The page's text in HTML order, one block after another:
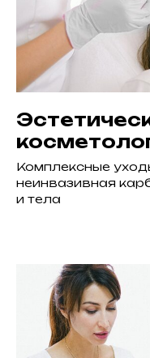
Комплексные
неинвазивная
и тела